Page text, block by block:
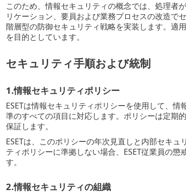
このため、情報セキュリティの概念では、処理者
リケーション、要員および業務プロセスの改造で
階層型の防御セキュリティ戦略を実装します。適
を目的としています。
セキュリティ手順および統制
1.情報セキュリティポリシー
ESETは情報セキュリティポリシーを使用して、
準のすべての項目に対応します。ポリシーは定期
保証します。
ESETは、このポリシーの年次見直しと内部セキ
ティポリシーに準拠しない場合、ESET従業員の
す。
2.情報セキュリティの組織